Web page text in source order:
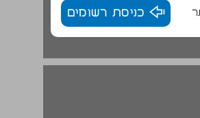
כניסת רשומים